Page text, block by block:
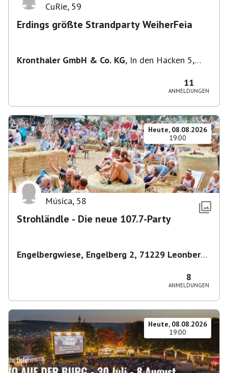
CuRie, 59
Erdings größte Strandparty WeiherFeia
Kronthaler GmbH & Co. KG, In den Hacken 5,
11
ANMELDUNGEN
Heute, 08.08.2026
19:00
Música, 58
Strohländle - Die neue 107.7-Party
Engelbergwiese, Engelberg 2, 71229 Leonberg,
8
ANMELDUNGEN
Heute, 08.08.2026
19:00